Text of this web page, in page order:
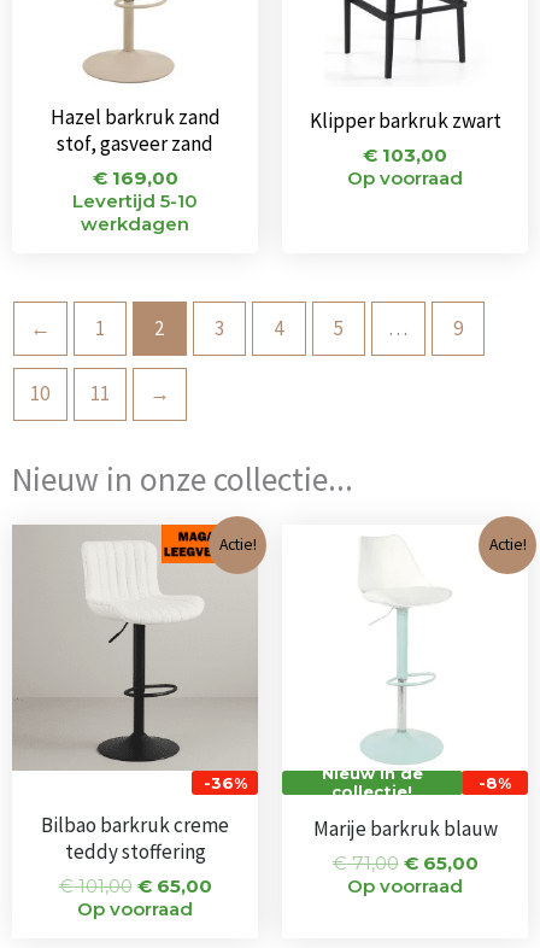
Hazel barkruk zand
stof, gasveer zand
€169,00
Levertijd 5-10
werkdagen
Klipper barkruk zwart
€ 103,00
Op voorraad
← 1 2 3 4 5 … 9
10 11 →
Nieuw in onze collectie...
Actie!
-36%
Bilbao barkruk creme
teddy stoffering
€101,00
Oorspronkelijke
prijs
was:
€ 101,00.
€65,00
Huidige
prijs
is:
Op voorraad
Actie!
-8%
Nieuw in de
collectie!
Marije barkruk blauw
€71,00
€ 71,00.
€65,00
prijs
Op voorraad